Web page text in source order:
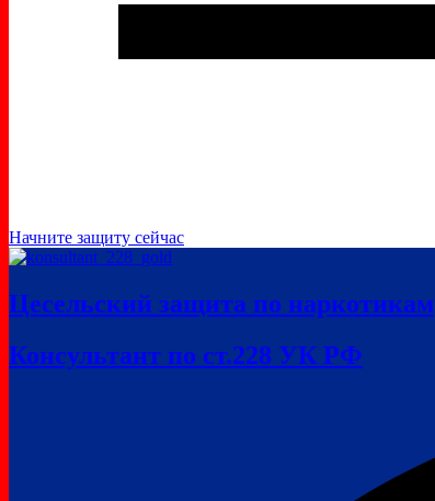
Начните защиту сейчас
Цесельский защита по наркотикам
Консультант по ст.228 УК РФ